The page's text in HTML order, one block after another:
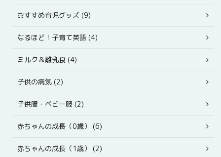
おすすめ育児グッズ (9)
なるほど！子育て英語 (4)
ミルク＆離乳食 (4)
子供の病気 (2)
子供服・ベビー服 (2)
赤ちゃんの成長（0歳） (6)
赤ちゃんの成長（1歳） (2)